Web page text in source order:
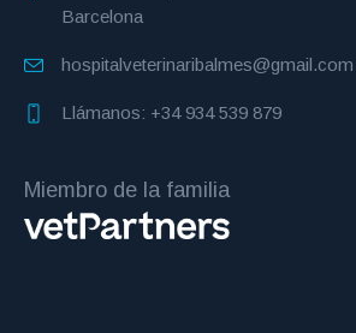
Barcelona
hospitalveterinaribalmes@gmail.com
Llámanos: +34 934 539 879
Miembro de la familia